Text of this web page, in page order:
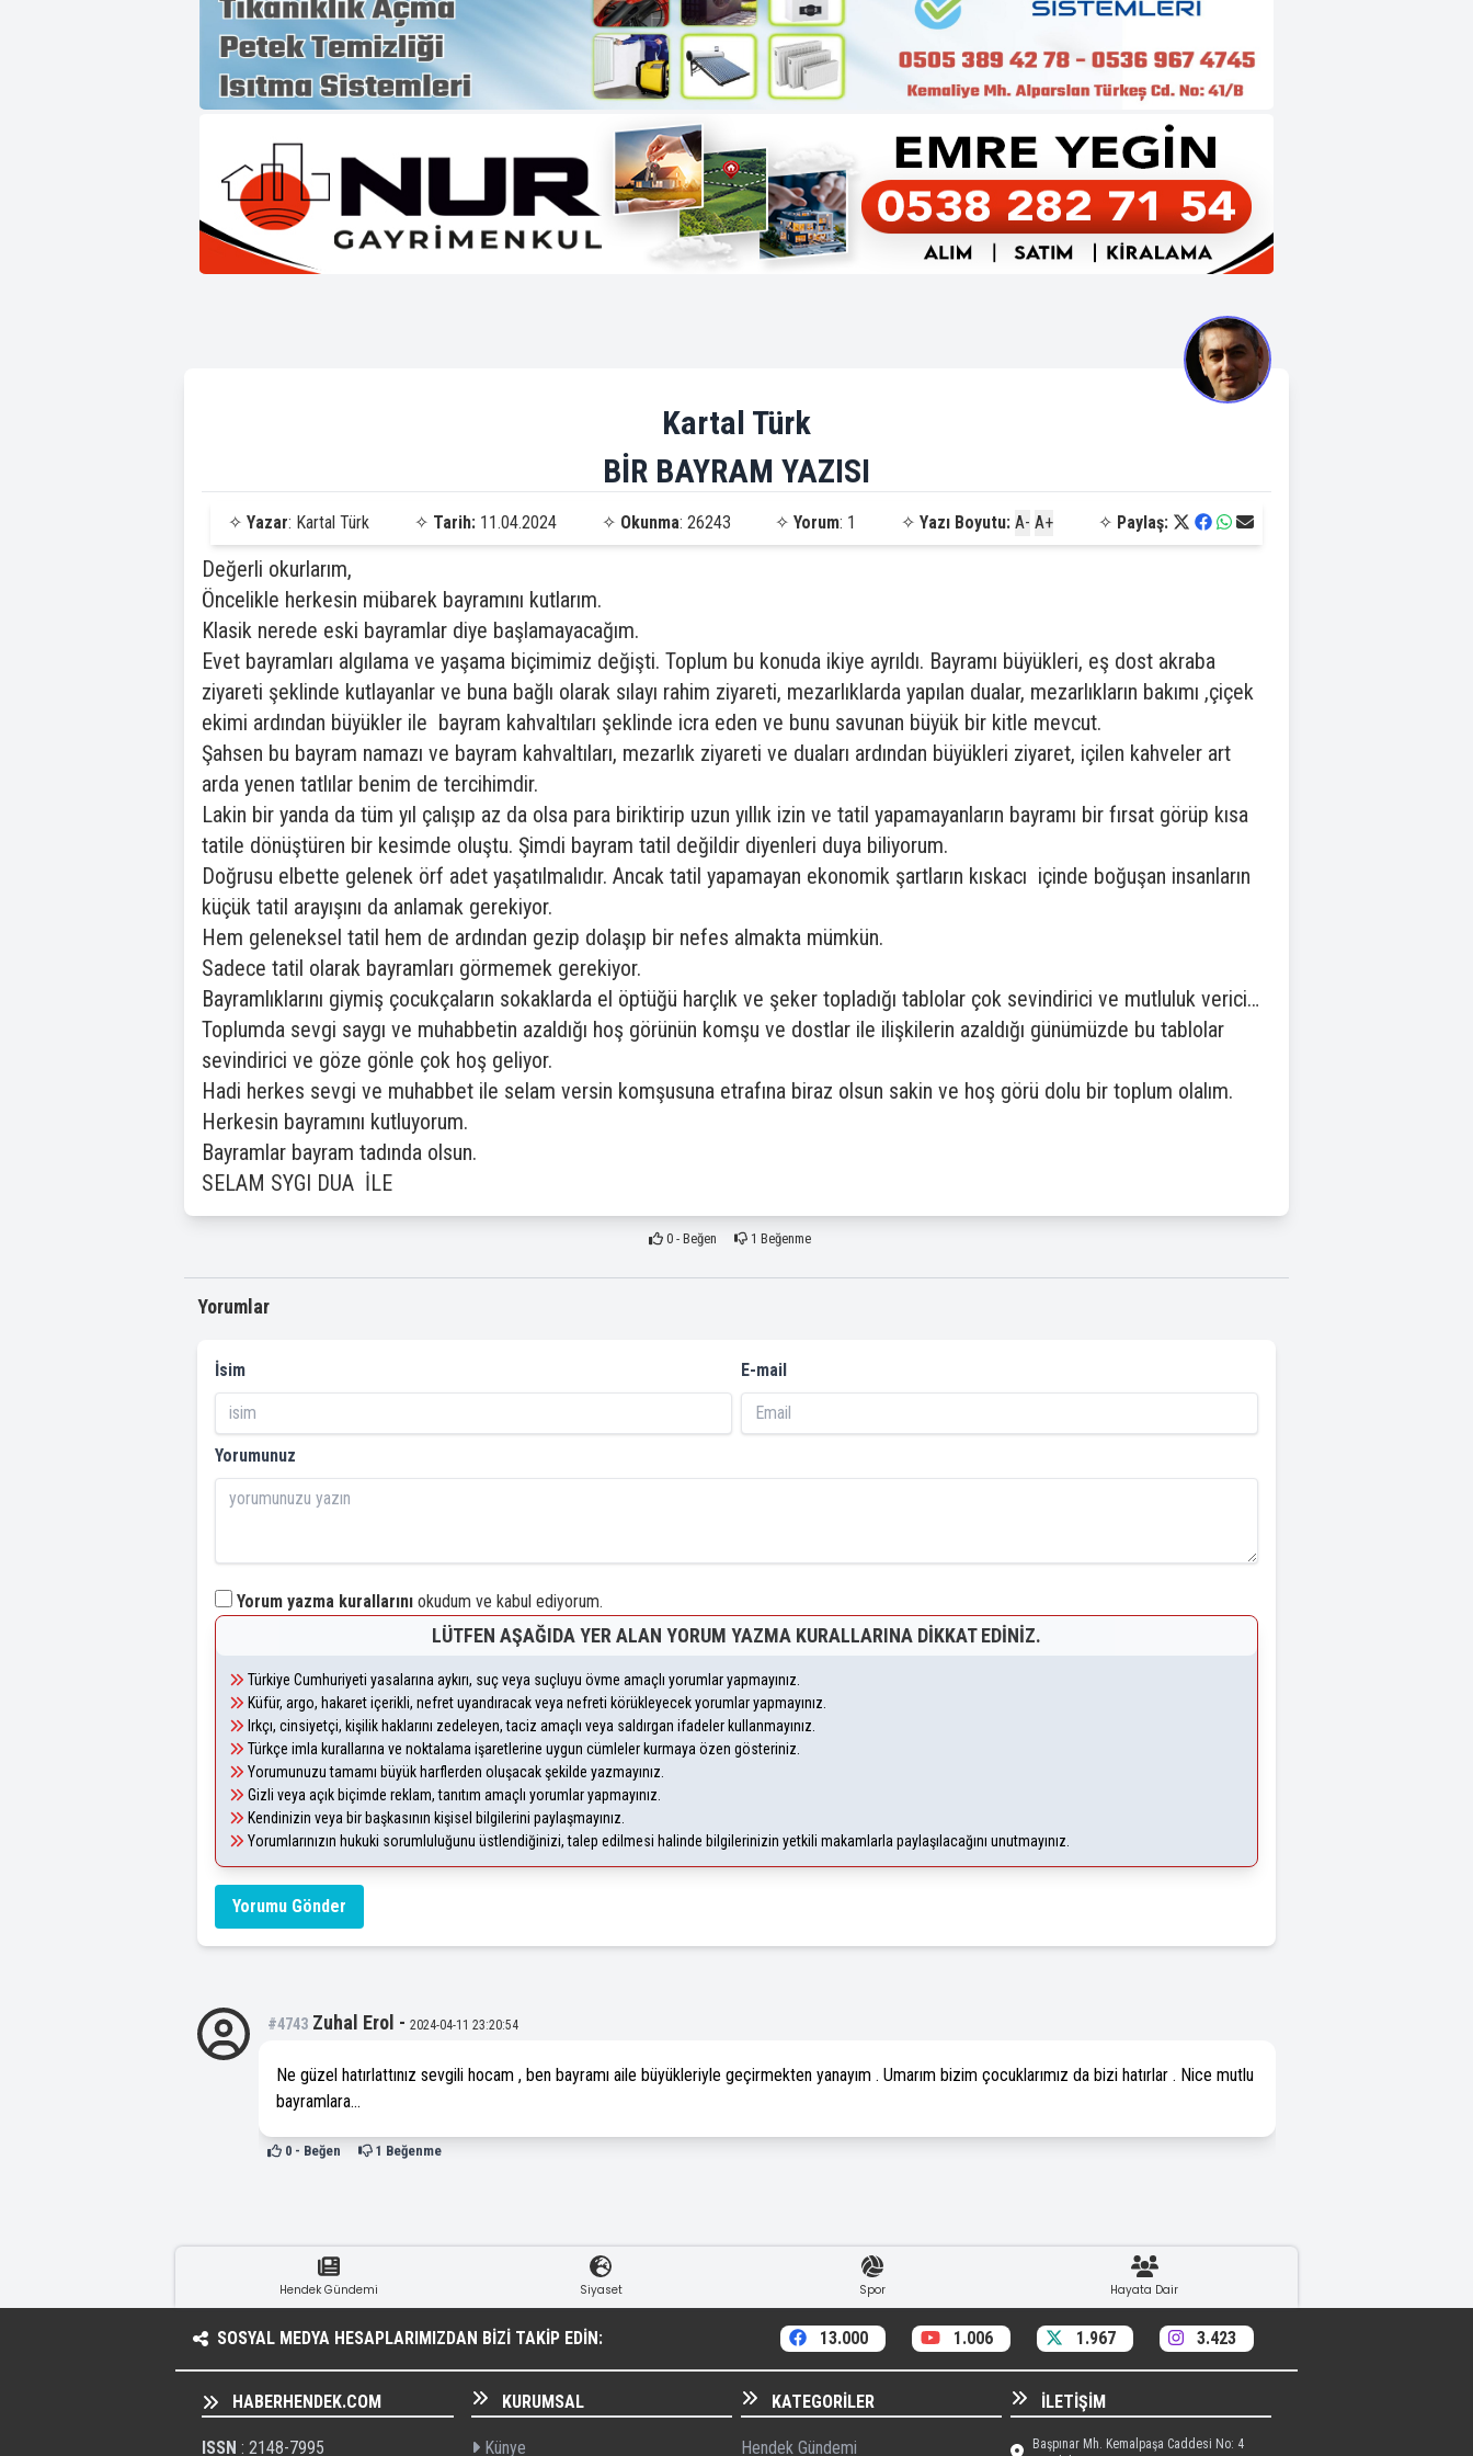
Kartal Türk
BİR BAYRAM YAZISI
✧ Yazar: Kartal Türk ✧ Tarih: 11.04.2024 ✧ Okunma: 26243 ✧Yorum: 1 ✧Yazı Boyutu: A- A+ ✧ Paylaş:
Değerli okurlarım,
Öncelikle herkesin mübarek bayramını kutlarım.
Klasik nerede eski bayramlar diye başlamayacağım.
Evet bayramları algılama ve yaşama biçimimiz değişti. Toplum bu konuda ikiye ayrıldı. Bayramı büyükleri, eş dost akraba
ziyareti şeklinde kutlayanlar ve buna bağlı olarak sılayı rahim ziyareti, mezarlıklarda yapılan dualar, mezarlıkların bakımı ,çiçek
ekimi ardından büyükler ile bayram kahvaltıları şeklinde icra eden ve bunu savunan büyük bir kitle mevcut.
Şahsen bu bayram namazı ve bayram kahvaltıları, mezarlık ziyareti ve duaları ardından büyükleri ziyaret, içilen kahveler art
arda yenen tatlılar benim de tercihimdir.
Lakin bir yanda da tüm yıl çalışıp az da olsa para biriktirip uzun yıllık izin ve tatil yapamayanların bayramı bir fırsat görüp kısa
tatile dönüştüren bir kesimde oluştu. Şimdi bayram tatil değildir diyenleri duya biliyorum.
Doğrusu elbette gelenek örf adet yaşatılmalıdır. Ancak tatil yapamayan ekonomik şartların kıskacı içinde boğuşan insanların
küçük tatil arayışını da anlamak gerekiyor.
Hem geleneksel tatil hem de ardından gezip dolaşıp bir nefes almakta mümkün.
Sadece tatil olarak bayramları görmemek gerekiyor.
Bayramlıklarını giymiş çocukçaların sokaklarda el öptüğü harçlık ve şeker topladığı tablolar çok sevindirici ve mutluluk verici…
Toplumda sevgi saygı ve muhabbetin azaldığı hoş görünün komşu ve dostlar ile ilişkilerin azaldığı günümüzde bu tablolar
sevindirici ve göze gönle çok hoş geliyor.
Hadi herkes sevgi ve muhabbet ile selam versin komşusuna etrafına biraz olsun sakin ve hoş görü dolu bir toplum olalım.
Herkesin bayramını kutluyorum.
Bayramlar bayram tadında olsun.
SELAM SYGI DUA İLE
0- Beğen 1 Beğenme
Yorumlar
İsim E-mail
Yorumunuz
Yorum yazma kurallarını okudum ve kabul ediyorum.
LÜTFEN AŞAĞIDA YER ALAN YORUM YAZMA KURALLARINA DIKKAT EDINIZ.
Türkiye Cumhuriyeti yasalarına aykırı, suç veya suçluyu övme amaçlı yorumlar yapmayınız.
Küfür, argo, hakaret içerikli, nefret uyandıracak veya nefreti körükleyecek yorumlar yapmayınız.
Irkçı, cinsiyetçi, kişilik haklarını zedeleyen, taciz amaçlı veya saldırgan ifadeler kullanmayınız.
Türkçe imla kurallarına ve noktalama işaretlerine uygun cümleler kurmaya özen gösteriniz.
Yorumunuzu tamamı büyük harflerden oluşacak şekilde yazmayınız.
Gizli veya açık biçimde reklam, tanıtım amaçlı yorumlar yapmayınız.
Kendinizin veya bir başkasının kişisel bilgilerini paylaşmayınız.
Yorumlarınızın hukuki sorumluluğunu üstlendiğinizi, talep edilmesi halinde bilgilerinizin yetkili makamlarla paylaşılacağını unutmayınız.
Yorumu Gönder
#4743 Zuhal Erol - 2024-04-11 23:20:54
Ne güzel hatırlattınız sevgili hocam , ben bayramı aile büyükleriyle geçirmekten yanayım . Umarım bizim çocuklarımız da bizi hatırlar . Nice mutlu
bayramlara…
0- Beğen 1 Beğenme
Hendek Gündemi Siyaset Spor Hayata Dair
SOSYAL MEDYA HESAPLARIMIZDAN BIZI TAKIP EDIN: 13.000 1.006 1.967 3.423
HABERHENDEK.COM
ISSN : 2148-7995
KURUMSAL
Künye
KATEGORILER
Hendek Gündemi
İLETIŞIM
Başpınar Mh. Kemalpaşa Caddesi No: 4